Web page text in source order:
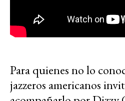
Para quienes no lo
jazzeros americanos